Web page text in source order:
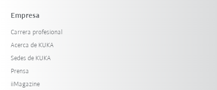
Empresa
Carrera profesional
Acerca de KUKA
Sedes de KUKA
Prensa
iiMagazine